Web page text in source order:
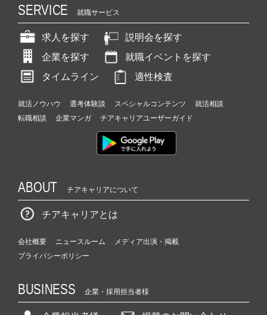
SERVICE 就職サービス
求人を探す
説明会を探す
企業を探す
就職イベントを探す
タイムライン
適性検査
就活ノウハウ 選考体験談 スペシャルコンテンツ
就活相談
転職相談
企業マンガ チアキャリアユーザーガイド
ABOUT チアキャリアについて
チアキャリアとは
会社概要 ニュースルーム
メディア出演・掲載
プライバシーポリシー
BUSINESS 企業・採用担当者様